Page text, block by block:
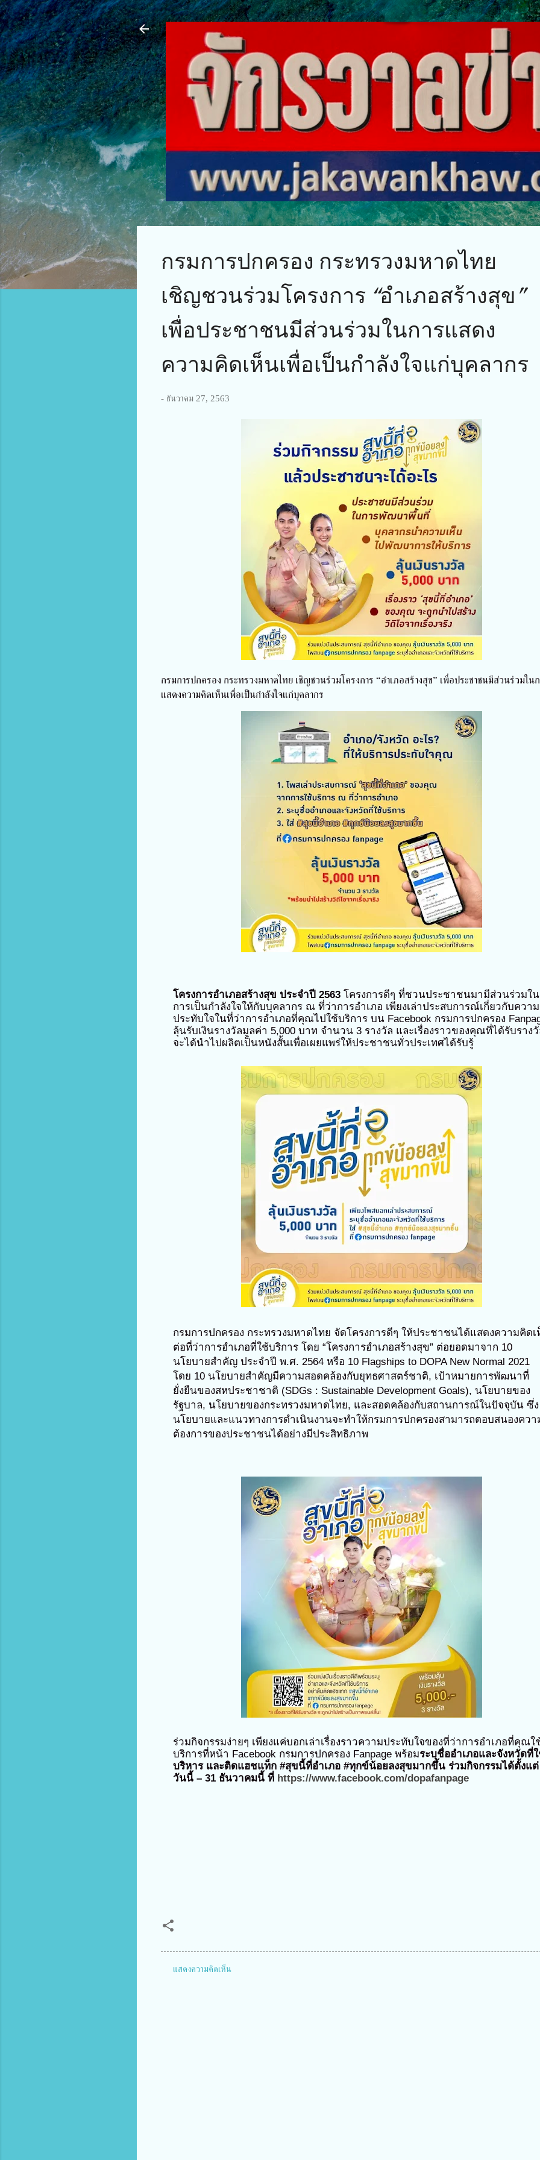
ข้ามไปที่เนื้อหาหลัก
กรมการปกครอง กระทรวงมหาดไทย
เชิญชวนร่วมโครงการ “อำเภอสร้างสุข”
เพื่อประชาชนมีส่วนร่วมในการแสดง
ความคิดเห็นเพื่อเป็นกำลังใจแก่บุคลากร
- ธันวาคม 27, 2563
กรมการปกครอง กระทรวงมหาดไทย เชิญชวนร่วมโครงการ “อำเภอสร้างสุข” เพื่อประชาชนมีส่วนร่วมใน
แสดงความคิดเห็นเพื่อเป็นกำลังใจแก่บุคลากร
โครงการอำเภอสร้างสุข ประจำปี 2563 โครงการดีๆ ที่ชวนประชาชนมามีส่วนร่วมใน
การเป็นกำลังใจให้กับบุคลากร ณ ที่ว่าการอำเภอ เพียงเล่าประสบการณ์เกี่ยวกับความ
ประทับใจในที่ว่าการอำเภอที่คุณไปใช้บริการ บน Facebook กรมการปกครอง
ลุ้นรับเงินรางวัลมูลค่า 5,000 บาท จำนวน 3 รางวัล และเรื่องราวของคุณที่ได้รับราง
จะได้นำไปผลิตเป็นหนังสั้นเพื่อเผยแพร่ให้ประชาชนทั่วประเทศได้รับรู้
กรมการปกครอง กระทรวงมหาดไทย จัดโครงการดีๆ ให้ประชาชนได้แสดงความคิด
ต่อที่ว่าการอำเภอที่ใช้บริการ โดย “โครงการอำเภอสร้างสุข” ต่อยอดมาจาก 10
นโยบายสำคัญ ประจำปี พ.ศ. 2564 หรือ 10 Flagships to DOPA New Normal 2021
โดย 10 นโยบายสำคัญมีความสอดคล้องกับยุทธศาสตร์ชาติ, เป้าหมายการพัฒนาที่
ยั่งยืนของสหประชาชาติ (SDGs : Sustainable Development Goals), นโยบายของ
รัฐบาล, นโยบายของกระทรวงมหาดไทย, และสอดคล้องกับสถานการณ์ในปัจจุบัน ซึ่ง
นโยบายและแนวทางการดำเนินงานจะทำให้กรมการปกครองสามารถตอบสนองควา
ต้องการของประชาชนได้อย่างมีประสิทธิภาพ
ร่วมกิจกรรมง่ายๆ เพียงแค่บอกเล่าเรื่องราวความประทับใจของที่ว่าการอำเภอที่คุณใ
บริการที่หน้า Facebook กรมการปกครอง Fanpage พร้อมระบุชื่ออำเภอและจังหวัดที่
บริหาร และติดแฮชแท็ก #สุขนี้ที่อำเภอ #ทุกข์น้อยลงสุขมากขึ้น ร่วมกิจกรรมได้ตั้งแต่
วันนี้ – 31 ธันวาคมนี้ ที่ https://www.facebook.com/dopafanpage
แสดงความคิดเห็น